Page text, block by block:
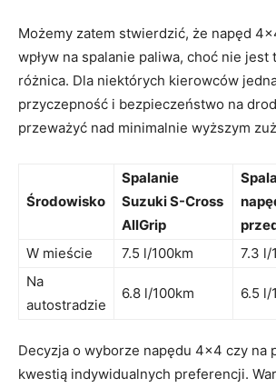
Możemy zatem ​stwierdzić, że napęd
wpływ na spalanie paliwa, choć nie jest​
różnica. Dla‌ niektórych kierowców
przyczepność i bezpieczeństwo na
przeważyć nad minimalnie wyższym
Środowisko
Spalanie ​
Suzuki S-Cross
AllGrip
W mieście
7.5 l/100km
7.3 l/
Na
autostradzie
6.8⁢ l/100km 6.5 l/
Decyzja o wyborze ⁣napędu 4×4 ⁢czy ‍na‌
kwestią indywidualnych preferencji.